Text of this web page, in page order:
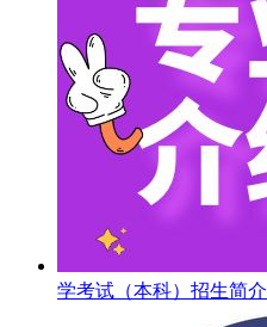
学考试（本科）招生简介